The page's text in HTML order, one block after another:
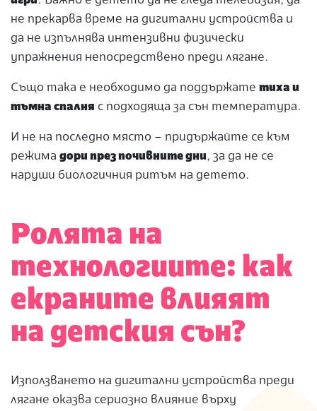
не прекарва време на дигитални устройства и
да не изпълнява интензивни физически
упражнения непосредствено преди лягане.
Също така е необходимо да поддържате тиха и
тъмна спалня с подходяща за сън температура.
И не на последно място – придържайте се към
режима дори през почивните дни, за да не се
наруши биологичния ритъм на детето.
Ролята на
технологиите: как
екраните влияят
на детския сън?
Използването на дигитални устройства преди
лягане оказва сериозно влияние върху